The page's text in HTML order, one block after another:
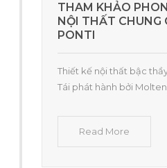
THAM KHẢO
NỘI THẤT CHUNG
PONTI
Thiết kế nội thất bậc
Tái phát hành bởi
Read More